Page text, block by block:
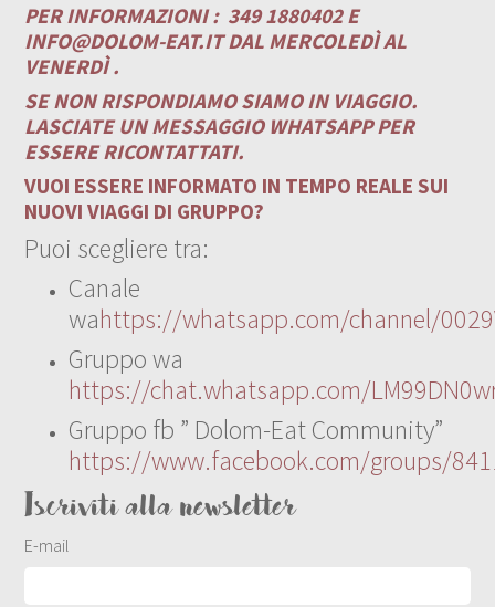
PER INFORMAZIONI : 349 1880402 E
INFO@DOLOM-EAT.ITDAL MERCOLEDÌ AL
VENERDÌ .
SE NON RISPONDIAMO SIAMO IN VIAGGIO.
LASCIATE UN MESSAGGIO WHATSAPP PER
ESSERE RICONTATTATI.
VUOI ESSERE INFORMATO IN TEMPO REALE SUI
NUOVI VIAGGI DI GRUPPO?
Puoi scegliere tra:
Canale
wahttps://whatsapp.com/channel/
Gruppo wa
https://chat.whatsapp.com/
Gruppo fb ” Dolom-Eat Community”
https://www.facebook.com/groups/
Iscriviti alla newsletter
E-mail